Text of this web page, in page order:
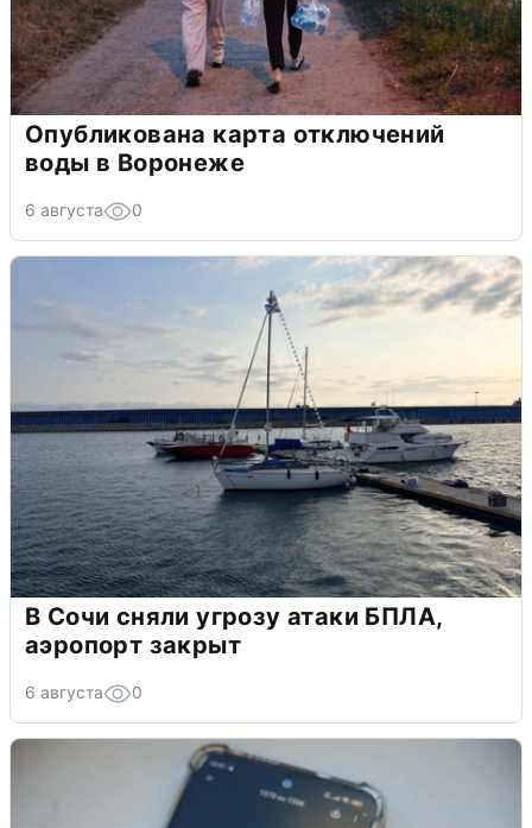
Опубликована карта отключений
воды в Воронеже
6 августа 0
В Сочи сняли угрозу атаки БПЛА,
аэропорт закрыт
6 августа 0